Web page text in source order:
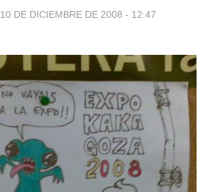
10 DE DICIEMBRE DE 2008 - 12:47